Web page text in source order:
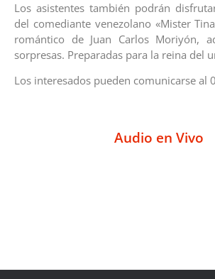
Los asistentes también podrán
del comediante venezolano «Mister
romántico de Juan Carlos Moriyón,
sorpresas. Preparadas para la reina del
Los interesados pueden comunicarse al
Audio en Vivo